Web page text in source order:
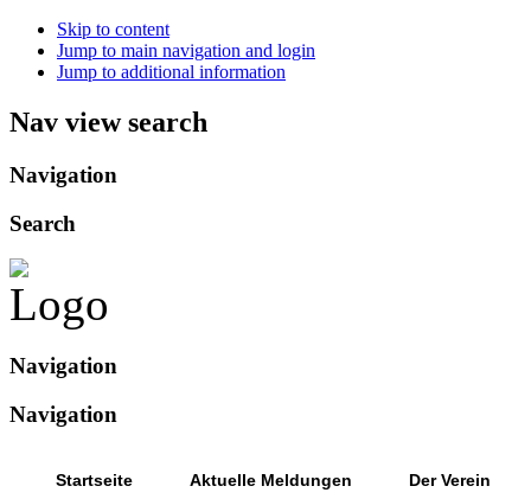
Skip to content
Jump to main navigation and login
Jump to additional information
Nav view search
Navigation
Search
Navigation
Navigation
Startseite Aktuelle Meldungen Der Verein